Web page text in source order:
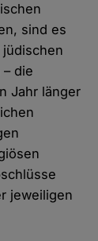
sind es
die
Jahr länger
jeweiligen